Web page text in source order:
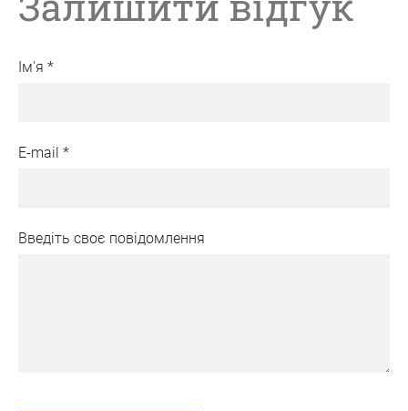
Ім'я *
E-mail *
Введіть своє повідомлення